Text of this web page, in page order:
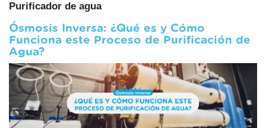
Purificador de agua
Ósmosis Inversa: ¿Qué es y Cómo
Funciona este Proceso de Purificación de
Agua?